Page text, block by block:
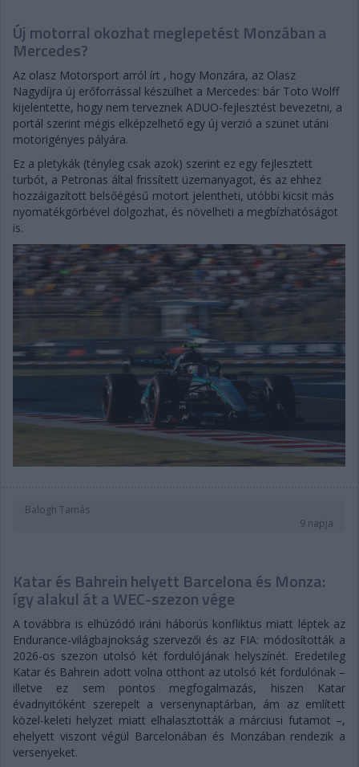
Új motorral okozhat meglepetést Monzában a
Mercedes?
Az olasz Motorsport arról írt , hogy Monzára, az Olasz
Nagydíjra új erőforrással készülhet a Mercedes: bár Toto Wolff
kijelentette, hogy nem terveznek ADUO-fejlesztést bevezetni, a
portál szerint mégis elképzelhető egy új verzió a szünet utáni
motorigényes pályára.
Ez a pletykák (tényleg csak azok) szerint ez egy fejlesztett
turbót, a Petronas által frissített üzemanyagot, és az ehhez
hozzáigazított belsőégésű motort jelentheti, utóbbi kicsit más
nyomatékgörbével dolgozhat, és növelheti a megbízhatóságot
is.
Balogh Tamás
9 napja
Katar és Bahrein helyett Barcelona és Monza:
így alakul át a WEC-szezon vége
A továbbra is elhúzódó iráni háborús konfliktus miatt léptek az
Endurance-világbajnokság szervezői és az FIA: módosították a
2026-os szezon utolsó két fordulójának helyszínét. Eredetileg
Katar és Bahrein adott volna otthont az utolsó két fordulónak –
illetve ez sem pontos megfogalmazás, hiszen Katar
évadnyitóként szerepelt a versenynaptárban, ám az említett
közel-keleti helyzet miatt elhalasztották a márciusi futamot –,
ehelyett viszont végül Barcelonában és Monzában rendezik a
versenyeket.